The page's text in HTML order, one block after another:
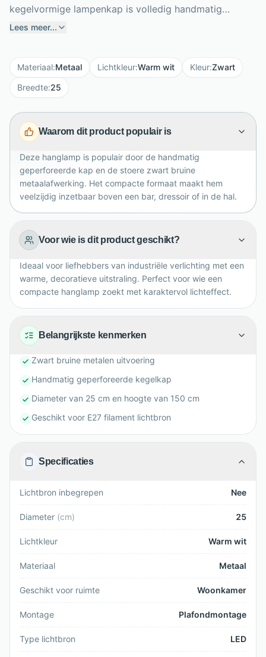
kegelvormige lampenkap is volledig handmatig
geperforeerd, waardoor iedere lamp een uniek
transparant lichteffect. Met een hoogte van 150 cm en
een diameter van 25 cm is deze hanglamp ideaal
E27-fitting en wordt zonder lichtbron geleverd. Een
filament druppellamp geeft het ontwerp extra sfeer en
Lees meer...
Materiaal:Metaal Lichtkleur:Warm wit Kleur:Zwart
Breedte:25
Waarom dit product populair is
Deze hanglamp is populair door de handmatig
geperforeerde kap en de stoere zwart bruine
metaalafwerking. Het compacte formaat maakt hem
veelzijdig inzetbaar boven een bar, dressoir of in de hal.
Voor wie is dit product geschikt?
Ideaal voor liefhebbers van industriële verlichting met een
warme, decoratieve uitstraling. Perfect voor wie een
compacte hanglamp zoekt met karaktervol lichteffect.
Belangrijkste kenmerken
Zwart bruine metalen uitvoering
Handmatig geperforeerde kegelkap
Diameter van 25 cm en hoogte van 150 cm
Geschikt voor E27 filament lichtbron
Specificaties
Lichtbron inbegrepen Nee
Diameter (cm) 25
Lichtkleur Warm wit
Materiaal Metaal
Geschikt voor ruimte Woonkamer
Montage Plafondmontage
Type lichtbron LED